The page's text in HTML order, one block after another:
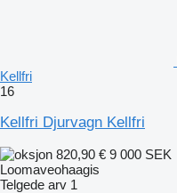
Kellfri
16
Kellfri Djurvagn Kellfri
820,90 € 9 000 SEK
Loomaveohaagis
Telgede arv 1